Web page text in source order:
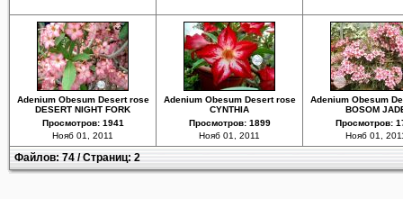
Adenium Obesum Desert rose
DESERT NIGHT FORK
Просмотров: 1941
Нояб 01, 2011
Adenium Obesum Desert rose
CYNTHIA
Просмотров: 1899
Нояб 01, 2011
Adenium Obesum
BOSOM
Просмотров:
Нояб 01,
Файлов: 74 / Страниц: 2